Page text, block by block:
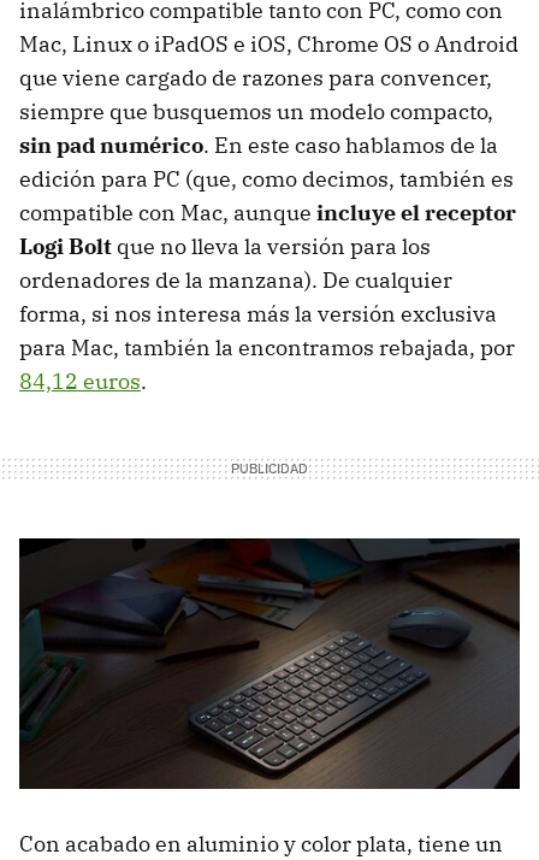
inalámbrico compatible tanto con PC, como con
Mac, Linux o iPadOS e iOS, Chrome OS o Android
que viene cargado de razones para convencer,
siempre que busquemos un modelo compacto,
sin pad numérico. En este caso hablamos de la
edición para PC (que, como decimos, también es
compatible con Mac, aunque incluye el receptor
Logi Bolt que no lleva la versión para los
ordenadores de la manzana). De cualquier
forma, si nos interesa más la versión exclusiva
para Mac, también la encontramos rebajada, por
84,12 euros.
Con acabado en aluminio y color plata, tiene un